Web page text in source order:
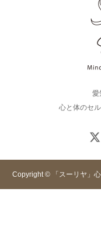
愛
心と体のセ
Copyright © 「スーリヤ」